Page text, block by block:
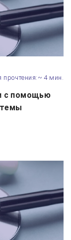
прочтения:~ 4 мин.
с помощью